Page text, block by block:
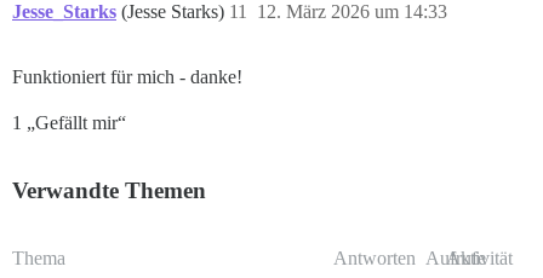
Jesse_Starks (Jesse Starks) 12. März 2026 um 14:33
11
Funktioniert für mich - danke!
1 „Gefällt mir“
Verwandte Themen
Thema Antworten Aufrufe
Aktivität